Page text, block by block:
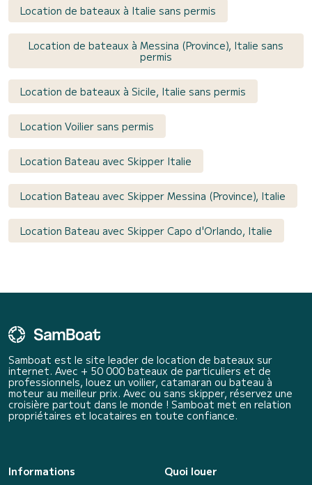
Location de bateaux à Italie sans permis
Location de bateaux à Messina (Province), Italie sans
permis
Location de bateaux à Sicile, Italie sans permis
Location Voilier sans permis
Location Bateau avec Skipper Italie
Location Bateau avec Skipper Messina (Province), Italie
Location Bateau avec Skipper Capo d'Orlando, Italie
Samboat est le site leader de location de bateaux sur
internet. Avec + 50 000 bateaux de particuliers et de
professionnels, louez un voilier, catamaran ou bateau à
moteur au meilleur prix. Avec ou sans skipper, réservez une
croisière partout dans le monde ! Samboat met en relation
propriétaires et locataires en toute confiance.
Informations
Quoi louer